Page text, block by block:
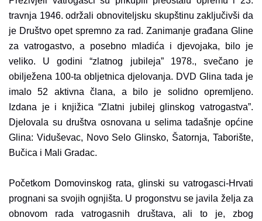
travnja 1946. održali obnoviteljsku skupštinu zaključivši da
je Društvo opet spremno za rad. Zanimanje građana Gline
za vatrogastvo, a posebno mladića i djevojaka, bilo je
veliko. U godini “zlatnog jubileja” 1978., svečano je
obilježena 100-ta obljetnica djelovanja. DVD Glina tada je
imalo 52 aktivna člana, a bilo je solidno opremljeno.
Izdana je i knjižica “Zlatni jubilej glinskog vatrogastva”.
Djelovala su društva osnovana u selima tadašnje općine
Glina: Viduševac, Novo Selo Glinsko, Šatornja, Taborište,
Bučica i Mali Gradac.
Početkom Domovinskog rata, glinski su vatrogasci-Hrvati
prognani sa svojih ognjišta. U progonstvu se javila želja za
obnovom rada vatrogasnih društava, ali to je, zbog